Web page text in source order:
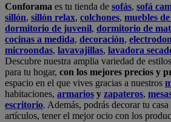
Conforama es tu tienda de sofás, sofá
sillón, sillón relax, colchones, muebles
dormitorio de juvenil, dormitorio de
cocinas a medida, decoración,
microondas, lavavajillas, lavadora
Descubre nuestra amplia variedad de
para tu hogar, con los mejores precios y
espacio en el que vives gracias a nuestros
habitaciones, armarios y zapateros,
escritorio. Además, podrás decorar tu
artículos, tener el mejor ocio con los